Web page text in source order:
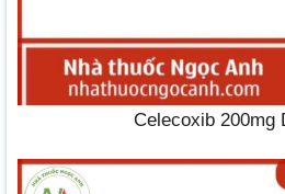
Celecoxib 200mg